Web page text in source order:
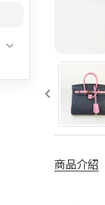
商品介紹